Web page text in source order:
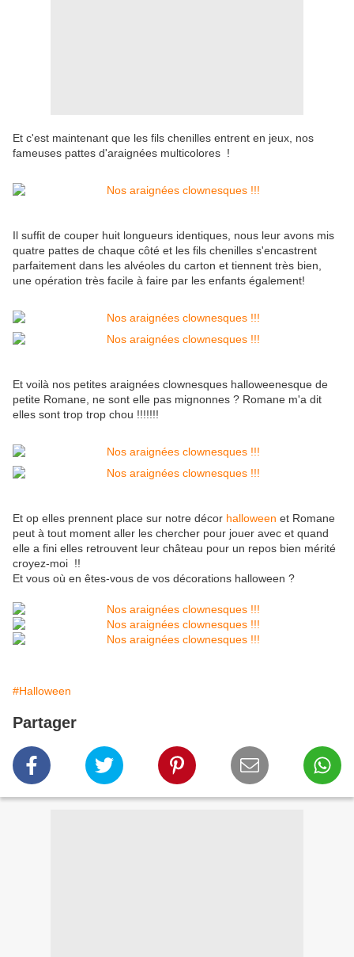
Et c'est maintenant que les fils chenilles entrent en jeux, nos
fameuses pattes d'araignées multicolores !
Il suffit de couper huit longueurs identiques, nous leur avons mis
quatre pattes de chaque côté et les fils chenilles s'encastrent
parfaitement dans les alvéoles du carton et tiennent très bien,
une opération très facile à faire par les enfants également!
Et voilà nos petites araignées clownesques halloweenesque de
petite Romane, ne sont elle pas mignonnes ? Romane m'a dit
elles sont trop trop chou !!!!!!!
Et op elles prennent place sur notre décor halloween et Romane
peut à tout moment aller les chercher pour jouer avec et quand
elle a fini elles retrouvent leur château pour un repos bien mérité
croyez-moi !!
Et vous où en êtes-vous de vos décorations halloween ?
#Halloween
Partager